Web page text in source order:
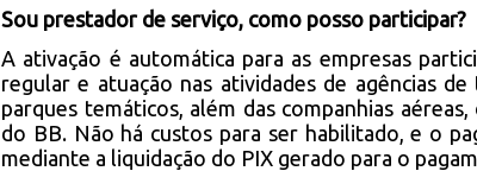
Sou prestador de serviço, como posso participar?
A ativação é automática para as empresas
regular e atuação nas atividades de agências
parques temáticos, além das companhias
do BB. Não há custos para ser habilitado, e o
mediante a liquidação do PIX gerado para o